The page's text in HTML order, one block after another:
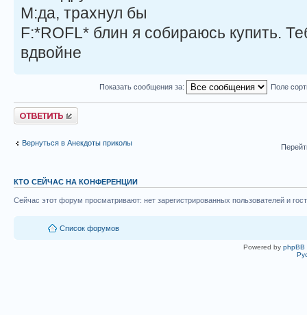
M:да, трахнул бы
F:*ROFL* блин я собираюсь купить.
вдвойне
Показать сообщения за: Поле
Ответить
Вернуться в Анекдоты приколы
КТО СЕЙЧАС НА КОНФЕРЕНЦИИ
Сейчас этот форум просматривают: нет зарегистрированных пользователей и
Список форумов
Powered by phpBB